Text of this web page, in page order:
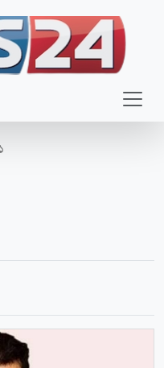
বললেন